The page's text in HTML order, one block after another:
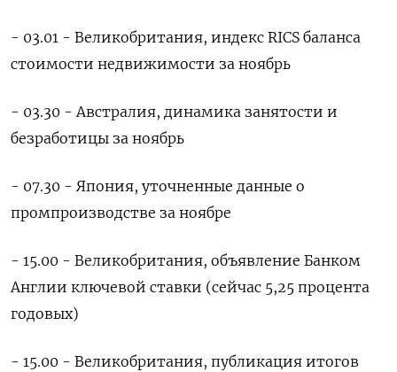
- 03.01 - Великобритания, индекс RICS баланса
стоимости недвижимости за ноябрь
- 03.30 - Австралия, динамика занятости и
безработицы за ноябрь
- 07.30 - Япония, уточненные данные о
промпроизводстве за ноябре
- 15.00 - Великобритания, объявление Банком
Англии ключевой ставки (сейчас 5,25 процента
годовых)
- 15.00 - Великобритания, публикация итогов